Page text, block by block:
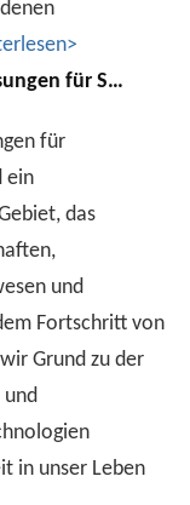
Schaumstoff
für
ein
das
und
Fortschritt von
Grund zu der
und
in unser Leben